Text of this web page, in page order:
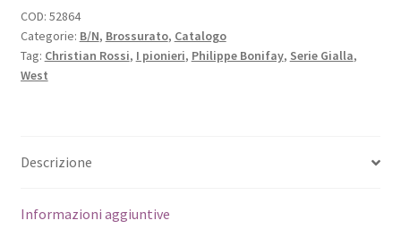
COD: 52864
Categorie: B/N, Brossurato, Catalogo
Tag: Christian Rossi, I pionieri, Philippe Bonifay, Serie Gialla,
West
Descrizione
Informazioni aggiuntive